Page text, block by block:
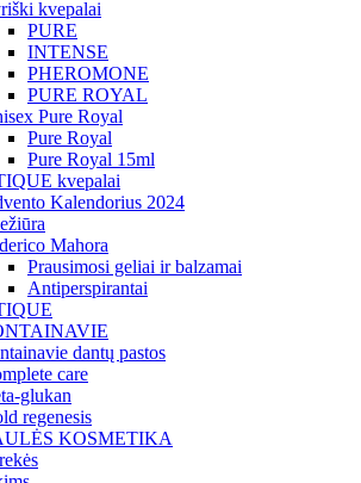
kvepalai
PURE
INTENSE
PHEROMONE
PURE ROYAL
Pure Royal
Pure Royal
Pure Royal 15ml
kvepalai
Kalendorius 2024
Mahora
Prausimosi geliai ir balzamai
Antiperspirantai
dantų pastos
care
glukan
regenesis
KOSMETIKA